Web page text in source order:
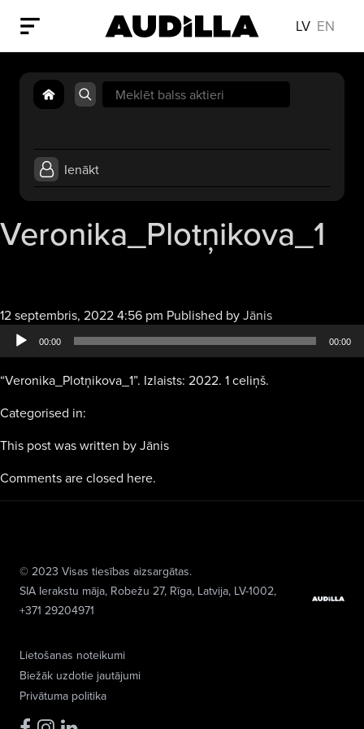
LV EN
Search
for:
Ienākt
Veronika_Plotņikova_1
12 septembris, 2022 4:56 pm Published byJānisAudio
atskaņotājs
00:00 00:00
“Veronika_Plotņikova_1”. Izlaists: 2022. 1 celiņš.
Categorised in:
This post was written by Jānis
Comments are closed here.
Lietošanas noteikumi
Biežāk uzdotie jautājumi
Privātuma politika
© 2023 Visas tiesības aizsargātas.
SIA Ierakstu māja, Robežu 27, Rīga, Latvija, LV-1002,
+371 29204971